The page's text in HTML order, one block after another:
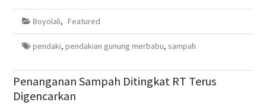
Facebook(Membuka
jendela
baru)
Twitter(Membuka
jendela
baru)
Google+
di
yang
baru)
WhatsApp(Membuka
baru)
Boyolali, Featured
pendaki, pendakian gunung merbabu, sampah
Penanganan Sampah Ditingkat RT Terus
Digencarkan